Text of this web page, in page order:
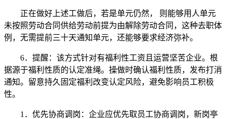
正在做好上述工做后，若是单元仍然， 则能够用人单元
未按照劳动合同供给劳动前提为由解除劳动合同，这种去职体
例，无需提前三十天通知单元，还能够要求经济弥补。
6．提醒：该方式针对有福利性工资且运营坚苦企业。根
据源于福利性质的认定准绳。操做时确认福利性质，发布打消
通知。留意持久固定福利改变认定风险，避免影响员工积极
性。
1．优先协商调岗：企业应优先取员工协商调岗，新岗亭